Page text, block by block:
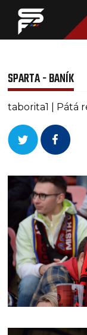
SPARTA - BANÍK
taborita1 | Pátá